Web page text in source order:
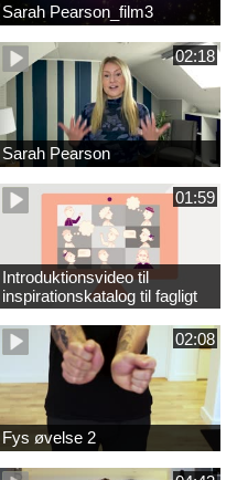
Sarah Pearson_film3
02:18
Sarah Pearson
01:59
Introduktionsvideo til
inspirationskatalog til fagligt
løft
02:08
Fys øvelse 2